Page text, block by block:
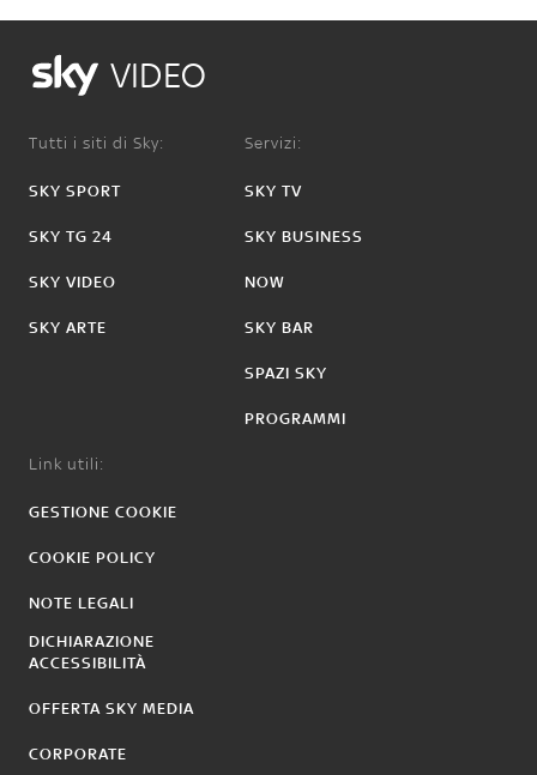
VIDEO
Tutti i siti di Sky:
SKY SPORT
SKY TG 24
SKY VIDEO
SKY ARTE
Servizi:
SKY TV
SKY BUSINESS
NOW
SKY BAR
SPAZI SKY
PROGRAMMI
Link utili:
GESTIONE COOKIE
COOKIE POLICY
NOTE LEGALI
DICHIARAZIONE
ACCESSIBILITÀ
OFFERTA SKY MEDIA
CORPORATE